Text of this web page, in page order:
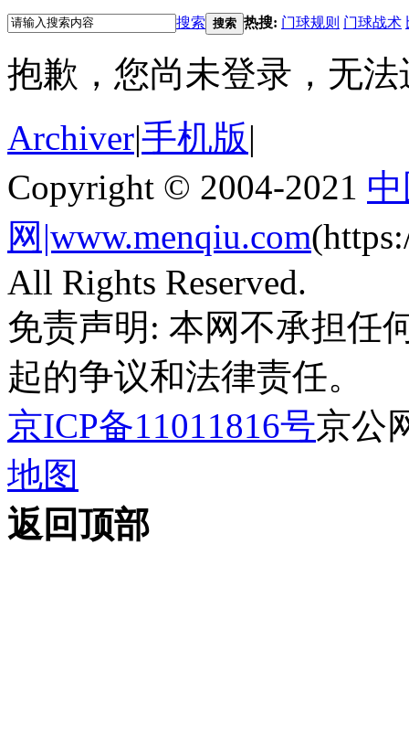
搜索 搜索 热搜: 门球规则 门球战术
抱歉，您尚未登录，无
Archiver|手机版|
Copyright © 2004-2021
网|www.menqiu.com
All Rights Reserved.
免责声明: 本网不承担任
起的争议和法律责任。
京ICP备11011816号京公
地图
返回顶部